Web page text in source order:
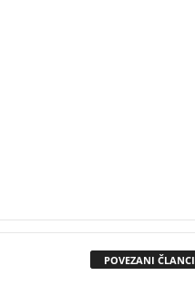
POVEZANI ČLANCI